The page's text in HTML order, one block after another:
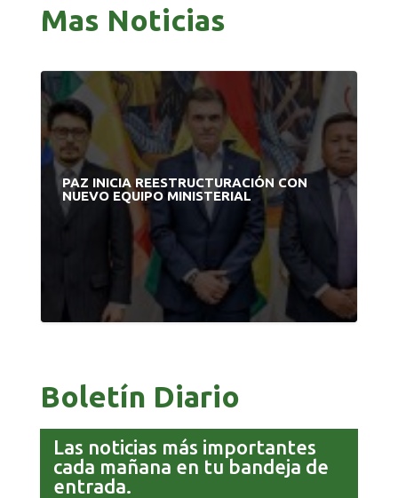
Mas Noticias
PAZ INICIA REESTRUCTURACIÓN CON
NUEVO EQUIPO MINISTERIAL
Boletín Diario
Las noticias más importantes
cada mañana en tu bandeja de
entrada.